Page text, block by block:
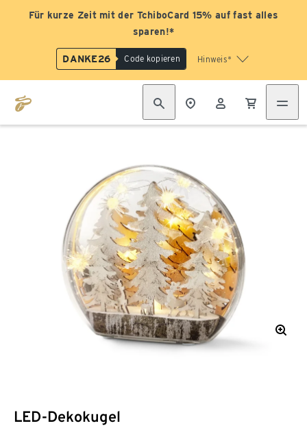
Für kurze Zeit mit der TchiboCard 15% auf fast alles
sparen!*
DANKE26 Code kopieren Hinweis*
LED-Dekokugel